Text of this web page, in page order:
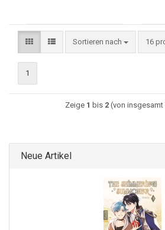
Sortieren nach 16
1
Zeige 1 bis 2 (von insgesamt
Neue Artikel